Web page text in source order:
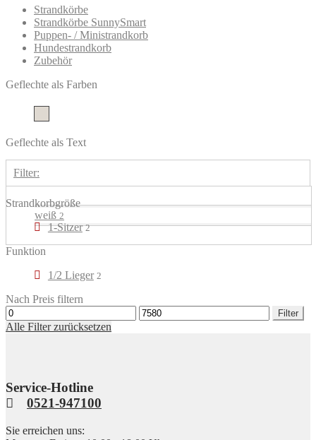
Strandkörbe
Strandkörbe SunnySmart
Puppen- / Ministrandkorb
Hundestrandkorb
Zubehör
Geflechte als Farben
Geflechte als Text
Filter:
weiß 2
Strandkorbgröße
1-Sitzer 2
Funktion
1/2 Lieger 2
Nach Preis filtern
Min.
Preis
Max.
Preis
Filter
Alle Filter zurücksetzen
Service-Hotline
0521-947100
Sie erreichen uns: